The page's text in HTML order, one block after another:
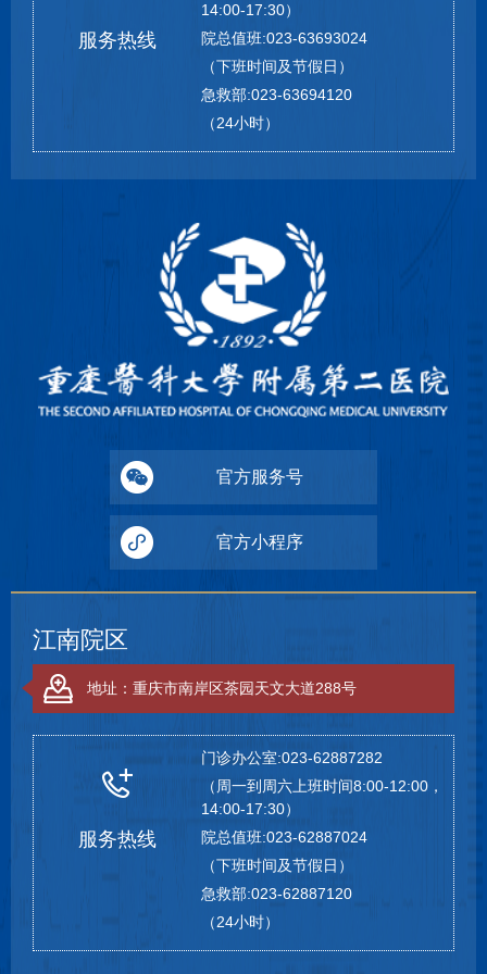
服务热线
14:00-17:30）
院总值班:023-63693024
（下班时间及节假日）
急救部:023-63694120
（24小时）
官方服务号
官方小程序
江南院区
地址：重庆市南岸区茶园天文大道288号
服务热线
门诊办公室:023-62887282
（周一到周六上班时间8:00-12:00，
14:00-17:30）
院总值班:023-62887024
（下班时间及节假日）
急救部:023-62887120
（24小时）